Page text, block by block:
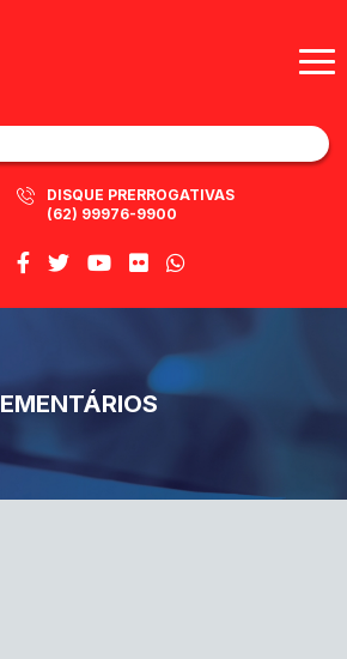
DISQUE PRERROGATIVAS
(62) 99976-9900
EMENTÁRIOS